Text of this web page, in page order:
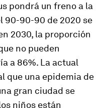
pondrá un freno a la
90-90-90 de 2020 se
2030, la proporción
no pueden
a 86%. La actual
que una epidemia de
gran ciudad se
niños están